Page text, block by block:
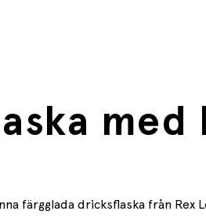
kork efter rengöring
färgglada dricksflaska från Rex